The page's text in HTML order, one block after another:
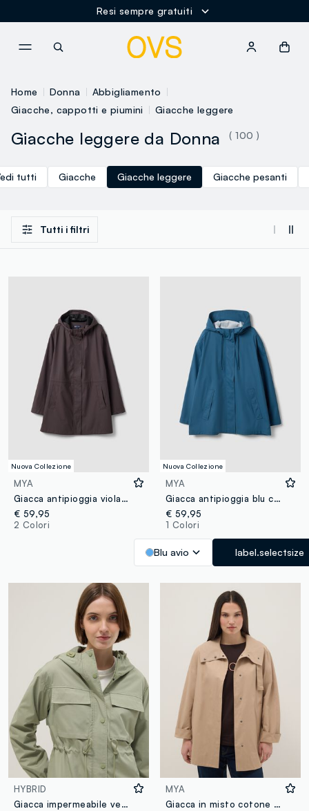
Spedizione Gratuita oltre i 60€
Home Donna
Abbigliamento
Giacche, cappotti e piumini
Giacche leggere
Giacche leggere da Donna ( 100 )
tutti Giacche Giacche leggere Giacche pesanti
Tutti i filtri
Nuova Collezione
MYA
Giacca antipioggia viola con cappuccio e chiusura zip e bottoni regular fit
€ 59,95
2 Colori
Nuova Collezione
MYA
Giacca antipioggia blu con cappuccio e zip regular fit
€ 59,95
1 Colori
Blu avio label.selectsize
HYBRID
Giacca impermeabile verde regular fit con tasche e cappuccio
MYA
Giacca in misto cotone beige oversize fit